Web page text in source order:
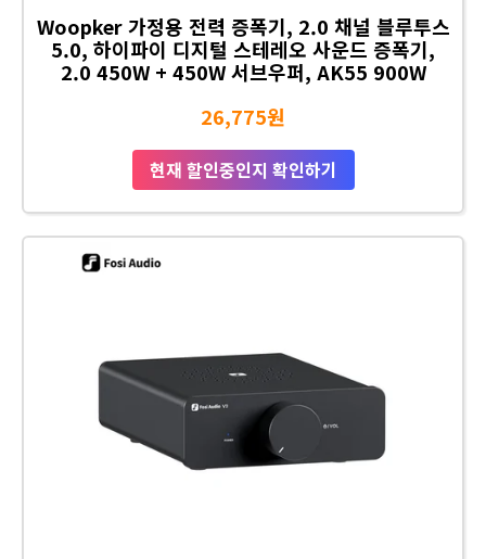
Woopker 가정용 전력 증폭기, 2.0 채널 블루투스
5.0, 하이파이 디지털 스테레오 사운드 증폭기,
2.0 450W + 450W 서브우퍼, AK55 900W
26,775원
현재 할인중인지 확인하기